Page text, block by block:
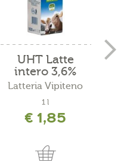
UHT Latte
intero 3,6%
grassi
Latteria Vipiteno
1 l
€ 1,85